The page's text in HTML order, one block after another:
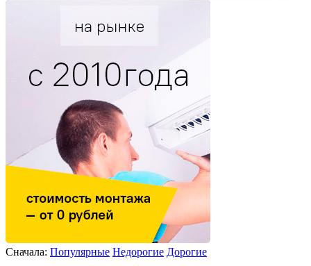
Сначала: Популярные Недорогие Дорогие